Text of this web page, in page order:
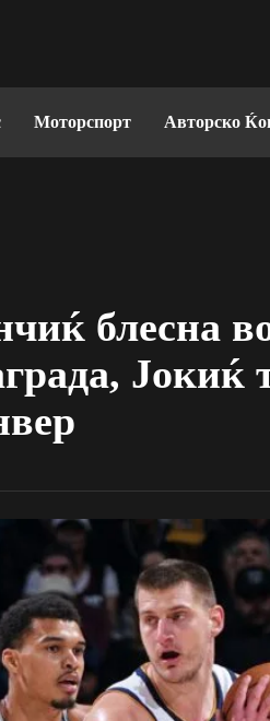
Моторспорт Авторско
блесна
Јокиќ